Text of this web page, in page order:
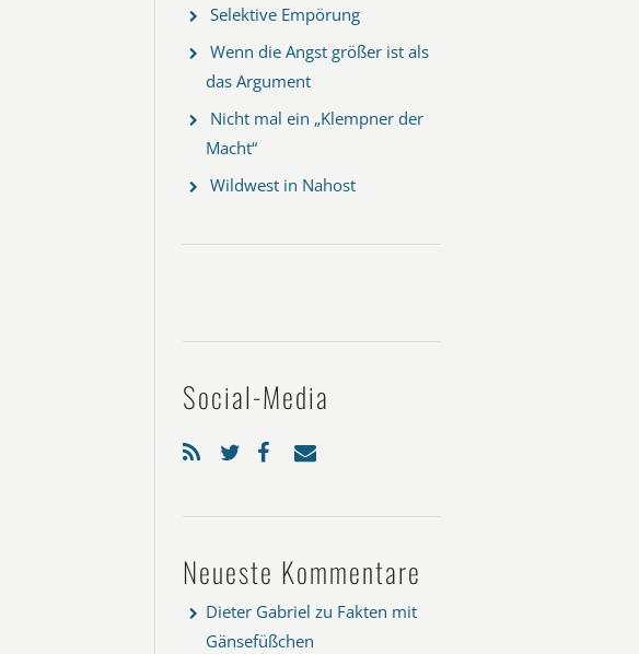
Selektive Empörung
Wenn die Angst größer ist als
das Argument
Nicht mal ein „Klempner der
Macht“
Wildwest in Nahost
Social-Media
Neueste Kommentare
Dieter Gabriel zu Fakten mit
Gänsefüßchen